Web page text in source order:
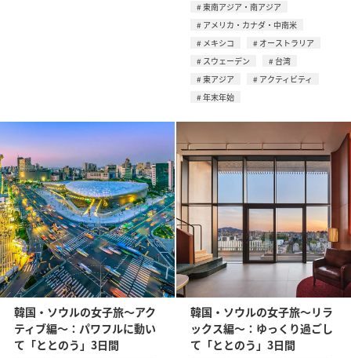
東南アジア・南アジア
アメリカ・カナダ・中南米
メキシコ
オーストラリア
スウェーデン
台湾
東アジア
アクティビティ
年末年始
韓国・ソウルの女子旅〜アク
ティブ編〜：パワフルに動い
て「ととのう」3日間
韓国・ソウルの女子旅〜リラ
ックス編〜：ゆっくり過ごし
て「ととのう」3日間